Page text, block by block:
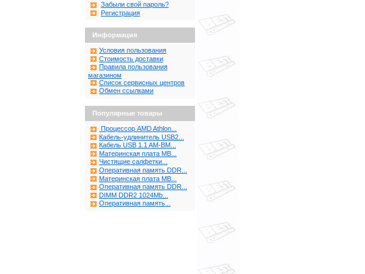
Забыли свой пароль?
Регистрация
Информация
Условия пользования
Стоимость доставки
Правила пользования
магазином
Список сервисных центров
Обмен ссылками
Популярные товары
Процессор AMD Athlon...
Кабель-удлинитель USB2...
Кабель USB 1.1 AM-BM...
Материнская плата MB...
Чистящие салфетки...
Оперативная память DDR...
Материнская плата MB...
Оперативная память DDR...
DIMM DDR2 1024Mb...
Оперативная память...